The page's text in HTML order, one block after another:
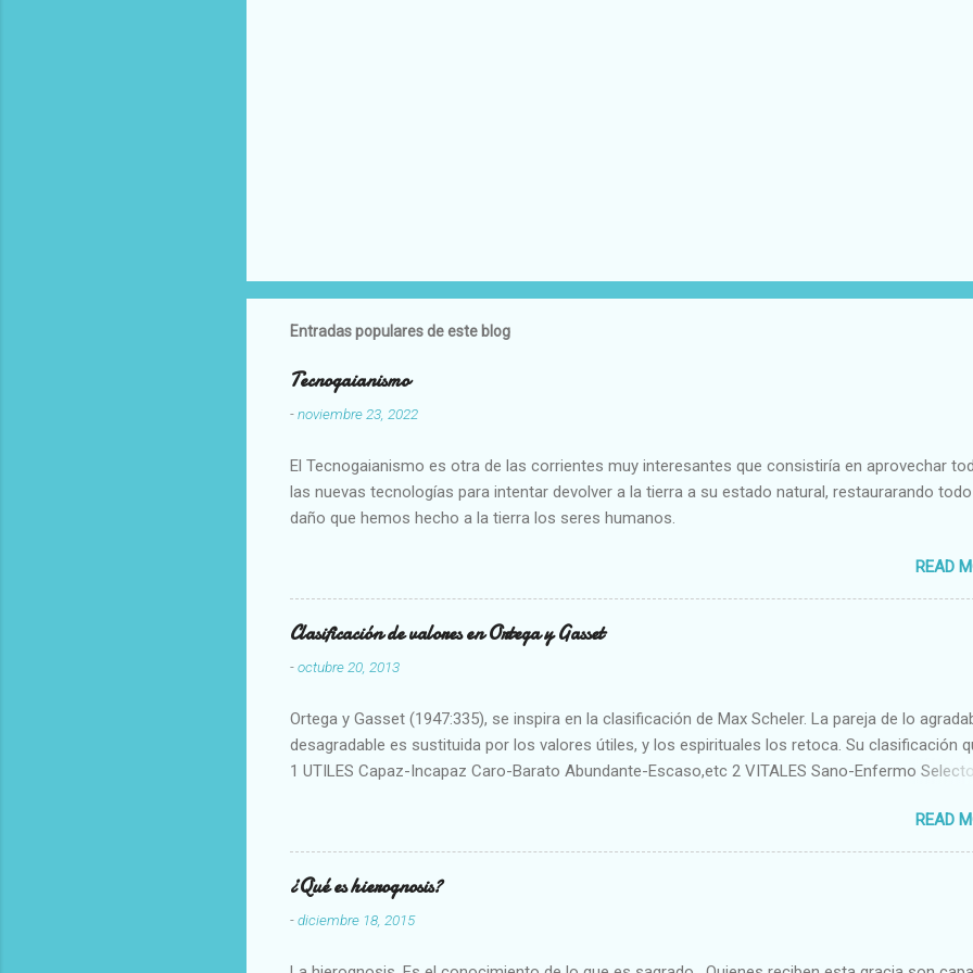
Entradas populares de este blog
Tecnogaianismo
-noviembre 23, 2022
El Tecnogaianismo es otra de las corrientes muy interesantes que consistiría en aprovechar
las nuevas tecnologías para intentar devolver a la tierra a su estado natural, restaurarando
daño que hemos hecho a la tierra los seres humanos.
READ
Clasificación de valores en Ortega y Gasset
-octubre 20, 2013
Ortega y Gasset (1947:335), se inspira en la clasificación de Max Scheler. La pareja de lo
desagradable es sustituida por los valores útiles, y los espirituales los retoca. Su clasificación
1 UTILES Capaz-Incapaz Caro-Barato Abundante-Escaso,etc 2 VITALES Sano-Enfermo
Aproximado Evidente-Probable,etc b) Morales Bueno-malo Bondadoso-malvado Justo-Injusto
Escrupuloso-Relajado Leal-Desleal,etc. d) Estéticos Bello-Feo Gracioso-Tosco Elegante-
Armonioso-Inarmonioso 4 RELIGIOSOS Santo-Pr...
READ
¿Qué es hierognosis?
-diciembre 18, 2015